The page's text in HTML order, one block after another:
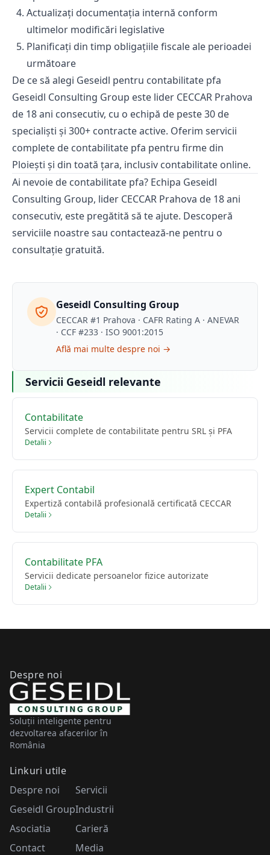
Actualizați documentația internă conform
ultimelor modificări legislative
Planificați din timp obligațiile fiscale ale perioadei
următoare
De ce să alegi Geseidl pentru contabilitate pfa
Geseidl Consulting Group este lider CECCAR Prahova
de 18 ani consecutiv, cu o echipă de peste 30 de
specialiști și 300+ contracte active. Oferim servicii
complete de contabilitate pfa pentru firme din
Ploiești și din toată țara, inclusiv contabilitate online.
Ai nevoie de contabilitate pfa? Echipa Geseidl
Consulting Group, lider CECCAR Prahova de 18 ani
consecutiv, este pregătită să te ajute. Descoperă
serviciile noastresau contactează-ne pentru o
consultație gratuită.
Geseidl Consulting Group
CECCAR #1 Prahova · CAFR Rating A · ANEVAR
· CCF #233 · ISO 9001:2015
Află mai multe despre noi →
Servicii Geseidl relevante
Contabilitate
Servicii complete de contabilitate pentru SRL și PFA
Detalii
Expert Contabil
Expertiză contabilă profesională certificată CECCAR
Detalii
Contabilitate PFA
Servicii dedicate persoanelor fizice autorizate
Detalii
Despre noi
Soluții inteligente pentru
dezvoltarea afacerilor în
România
Linkuri utile
Despre noi
Geseidl Group
Asociatia
Contact
Servicii
Industrii
Carieră
Media